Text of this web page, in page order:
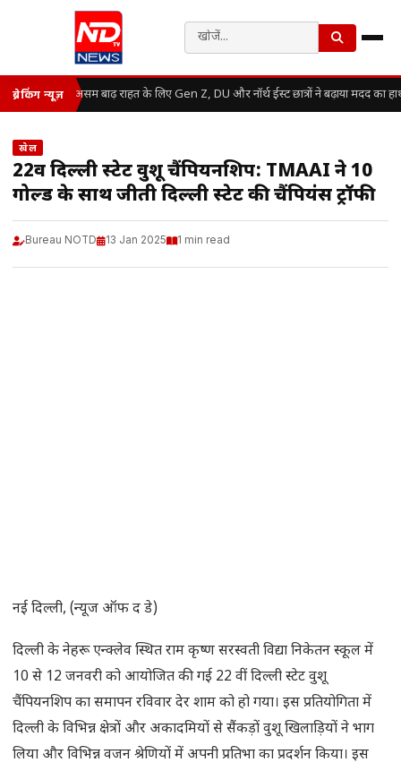
ब्रेकिंग न्यूज़ असम बाढ़ राहत के लिए Gen Z, DU और नॉर्थ ईस्ट छात्रों ने बढ़ाया मदद का
खेल
22वीं दिल्ली स्टेट वुशू चैंपियनशिप: TMAAI ने 10
गोल्ड के साथ जीती दिल्ली स्टेट की चैंपियंस ट्रॉफी
Bureau NOTD 13 Jan 2025 1 min read
नई दिल्ली, (न्यूज ऑफ द डे)
दिल्ली के नेहरू एन्क्लेव स्थित राम कृष्ण सरस्वती विद्या निकेतन स्कूल में
10 से 12 जनवरी को आयोजित की गई 22 वीं दिल्ली स्टेट वुशू
चैंपियनशिप का समापन रविवार देर शाम को हो गया। इस प्रतियोगिता में
दिल्ली के विभिन्न क्षेत्रों और अकादमियों से सैंकड़ों वुशू खिलाड़ियों ने भाग
लिया और विभिन्न वजन श्रेणियों में अपनी प्रतिभा का प्रदर्शन किया। इस